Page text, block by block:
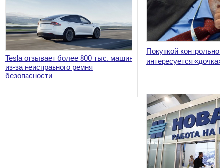
Tesla отзывает более 800 тыс. машин
из-за неисправного ремня
безопасности
Покупкой
интересуется